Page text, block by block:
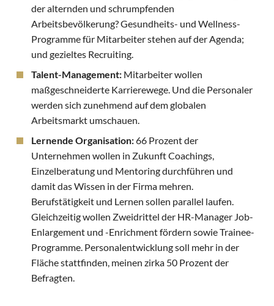
der alternden und schrumpfenden
Arbeitsbevölkerung? Gesundheits- und Wellness-
Programme für Mitarbeiter stehen auf der Agenda;
und gezieltes Recruiting.
Talent-Management: Mitarbeiter wollen
maßgeschneiderte Karrierewege. Und die Personaler
werden sich zunehmend auf dem globalen
Arbeitsmarkt umschauen.
Lernende Organisation:66 Prozent der
Unternehmen wollen in Zukunft Coachings,
Einzelberatung und Mentoring durchführen und
damit das Wissen in der Firma mehren.
Berufstätigkeit und Lernen sollen parallel laufen.
Gleichzeitig wollen Zweidrittel der HR-Manager Job-
Enlargement und -Enrichment fördern sowie Trainee-
Programme. Personalentwicklung soll mehr in der
Fläche stattfinden, meinen zirka 50 Prozent der
Befragten.